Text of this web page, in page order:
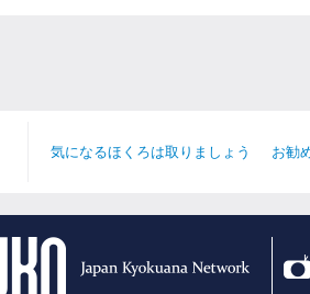
気になるほくろは取りましょう お勧